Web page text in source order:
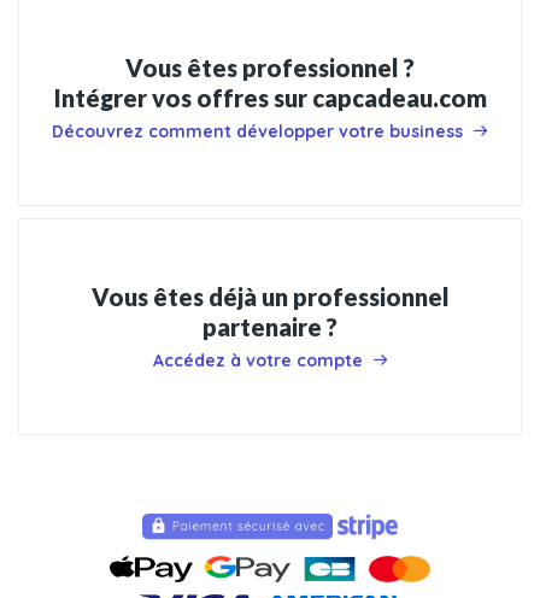
Vous êtes professionnel ?
Intégrer vos offres sur capcadeau.com
Découvrez comment développer votre business
Vous êtes déjà un professionnel
partenaire ?
Accédez à votre compte